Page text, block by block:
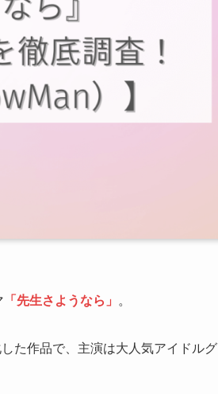
「先生さようなら」 。
た作品で、主演は大人気アイドルグ